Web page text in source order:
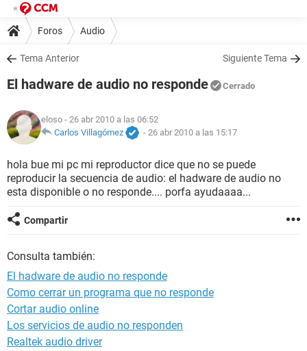
Foros Audio
Tema Anterior Siguiente Tema
El hadware de audio no responde Cerrado
eloso - 26 abr 2010 a las 06:52
Carlos Villagómez
- 26 abr 2010 a las 15:17
hola bue mi pc mi reproductor dice que no se puede
reproducir la secuencia de audio: el hadware de audio no
esta disponible o no responde.... porfa ayudaaaa...
Compartir
Consulta también:
El hadware de audio no responde
Como cerrar un programa que no responde
Cortar audio online
Los servicios de audio no responden
Realtek audio driver